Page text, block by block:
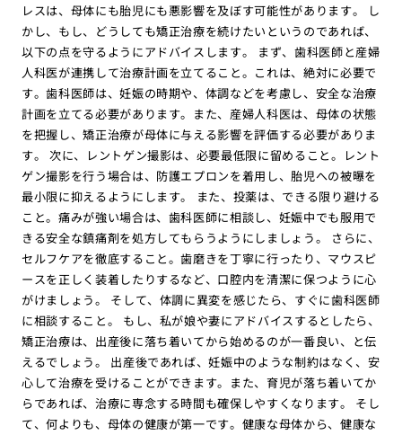
レスは、母体にも胎児にも悪影響を及ぼす可能性があります。 し
かし、もし、どうしても矯正治療を続けたいというのであれば、
以下の点を守るようにアドバイスします。 まず、歯科医師と産婦
人科医が連携して治療計画を立てること。これは、絶対に必要で
す。歯科医師は、妊娠の時期や、体調などを考慮し、安全な治療
計画を立てる必要があります。また、産婦人科医は、母体の状態
を把握し、矯正治療が母体に与える影響を評価する必要がありま
す。 次に、レントゲン撮影は、必要最低限に留めること。レント
ゲン撮影を行う場合は、防護エプロンを着用し、胎児への被曝を
最小限に抑えるようにします。 また、投薬は、できる限り避ける
こと。痛みが強い場合は、歯科医師に相談し、妊娠中でも服用で
きる安全な鎮痛剤を処方してもらうようにしましょう。 さらに、
セルフケアを徹底すること。歯磨きを丁寧に行ったり、マウスピ
ースを正しく装着したりするなど、口腔内を清潔に保つように心
がけましょう。 そして、体調に異変を感じたら、すぐに歯科医師
に相談すること。 もし、私が娘や妻にアドバイスするとしたら、
矯正治療は、出産後に落ち着いてから始めるのが一番良い、と伝
えるでしょう。 出産後であれば、妊娠中のような制約はなく、安
心して治療を受けることができます。また、育児が落ち着いてか
らであれば、治療に専念する時間も確保しやすくなります。 そし
て、何よりも、母体の健康が第一です。健康な母体から、健康な